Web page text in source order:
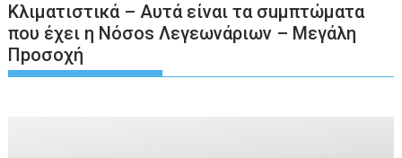
Κλιματιστικά – Αυτά είναι τα σuμπτώματα
που έχει η Νόσos Λεγεωνάριων – Μεγάλη
Πpοσοχή